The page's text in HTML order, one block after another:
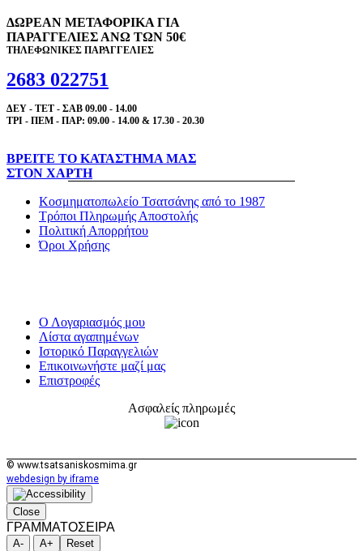
ΔΩΡΕΑΝ ΜΕΤΑΦΟΡΙΚΑ ΓΙΑ
ΠΑΡΑΓΓΕΛΙΕΣ ΑΝΩ ΤΩΝ 50€
ΤΗΛΕΦΩΝΙΚΕΣ ΠΑΡΑΓΓΕΛΙΕΣ
2683 022751
ΔΕΥ - ΤΕΤ - ΣΑΒ 09.00 - 14.00
ΤΡΙ - ΠΕΜ - ΠΑΡ: 09.00 - 14.00 & 17.30 - 20.30
ΒΡΕΙΤΕ ΤΟ ΚΑΤΑΣΤΗΜΑ ΜΑΣ
ΣΤΟΝ ΧΑΡΤΗ
Κοσμηματοπωλείο Τσατσάνης από το 1987
Τρόποι Πληρωμής Αποστολής
Πολιτική Απορρήτου
Όροι Χρήσης
Ο Λογαριασμός μου
Λίστα αγαπημένων
Ιστορικό Παραγγελιών
Επικοινωνήστε μαζί μας
Επιστροφές
Ασφαλείς πληρωμές
© www.tsatsaniskosmima.gr
webdesign by iframe
Close
ΓΡΑΜΜΑΤΟΣΕΙΡΑ
A- A+
Reset